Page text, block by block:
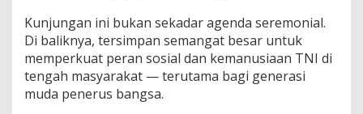
r
M
o
d
e
Kunjungan ini bukan sekadar agenda seremonial.
Di baliknya, tersimpan semangat besar untuk
memperkuat peran sosial dan kemanusiaan TNI di
tengah masyarakat — terutama bagi generasi
muda penerus bangsa.